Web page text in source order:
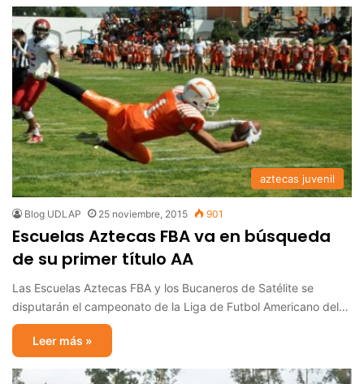
aztecas juvenil
Blog UDLAP 25 noviembre, 2015 901
Escuelas Aztecas FBA va en búsqueda
de su primer título AA
Las Escuelas Aztecas FBA y los Bucaneros de Satélite se
disputarán el campeonato de la Liga de Futbol Americano del…
Leer más »